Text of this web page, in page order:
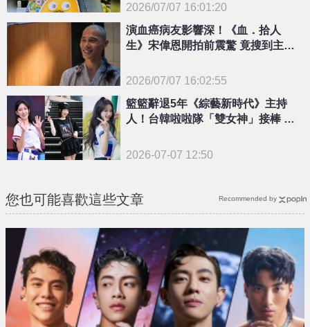
{PLAYICON}
2026/07/07 16:01:20
{PLAYICON}
演血癌病友影響深！《血．拾人
生》宋偉恩開拍前震驚 竟搜到主角
2026/07/07 16:02:55
籃籃辭退5年《綜藝新時代》主持
人！台韓啦啦隊「雙女神」接棒 官
2026-07-07 12:50
您也可能喜歡這些文章 Recommended by